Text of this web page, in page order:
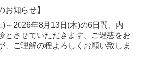
お知らせ】
)～2026年8月13日(木)の6日間、内
とさせていただきます。ご迷惑をお
、ご理解の程よろしくお願い致しま